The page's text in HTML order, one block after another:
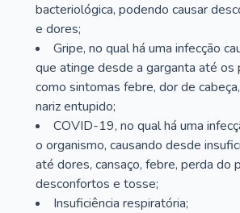
bacteriológica, podendo causar
e dores;
Gripe, no qual há uma infecção
que atinge desde a garganta até
como sintomas febre, dor de
nariz entupido;
COVID-19, no qual há uma
o organismo, causando desde
até dores, cansaço, febre, perda do
desconfortos e tosse;
Insuficiência respiratória;